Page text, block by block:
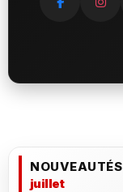
NOUVEAUTÉS
juillet